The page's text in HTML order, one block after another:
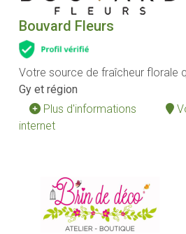
Bouvard Fleurs
Votre source de fraîcheur florale
Gy et région
Plus d'informations
internet